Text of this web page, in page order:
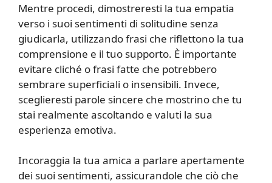
Mentre procedi, dimostreresti la tua empatia
verso i suoi sentimenti di solitudine senza
giudicarla, utilizzando frasi che riflettono la tua
comprensione e il tuo supporto. È importante
evitare cliché o frasi fatte che potrebbero
sembrare superficiali o insensibili. Invece,
sceglieresti parole sincere che mostrino che tu
stai realmente ascoltando e valuti la sua
esperienza emotiva.
Incoraggia la tua amica a parlare apertamente
dei suoi sentimenti, assicurandole che ciò che